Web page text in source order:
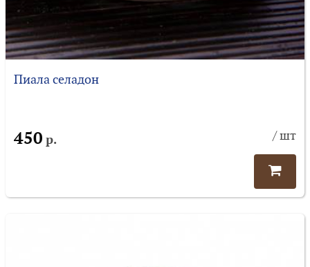
Пиала селадон
450 р. / шт